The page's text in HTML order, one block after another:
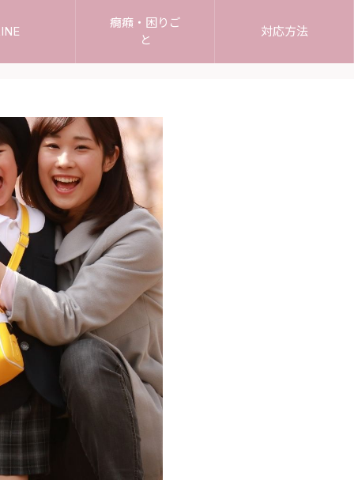
癇癪・困りご
と
対応方法